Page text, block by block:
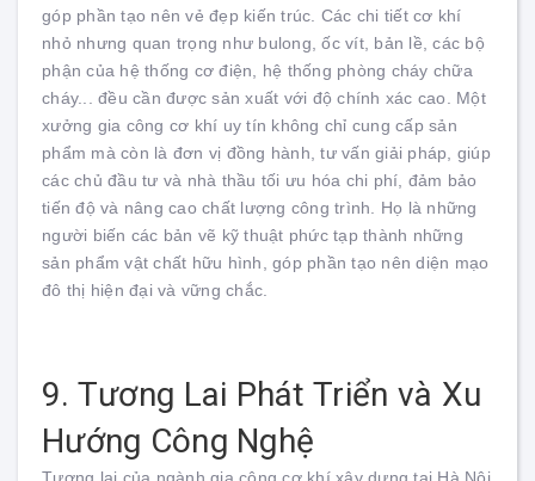
góp phần tạo nên vẻ đẹp kiến trúc. Các chi tiết cơ khí
nhỏ nhưng quan trọng như bulong, ốc vít, bản lề, các bộ
phận của hệ thống cơ điện, hệ thống phòng cháy chữa
cháy... đều cần được sản xuất với độ chính xác cao. Một
xưởng gia công cơ khí uy tín không chỉ cung cấp sản
phẩm mà còn là đơn vị đồng hành, tư vấn giải pháp, giúp
các chủ đầu tư và nhà thầu tối ưu hóa chi phí, đảm bảo
tiến độ và nâng cao chất lượng công trình. Họ là những
người biến các bản vẽ kỹ thuật phức tạp thành những
sản phẩm vật chất hữu hình, góp phần tạo nên diện mạo
đô thị hiện đại và vững chắc.
9. Tương Lai Phát Triển và Xu
Hướng Công Nghệ
Tương lai của ngành gia công cơ khí xây dựng tại Hà Nội